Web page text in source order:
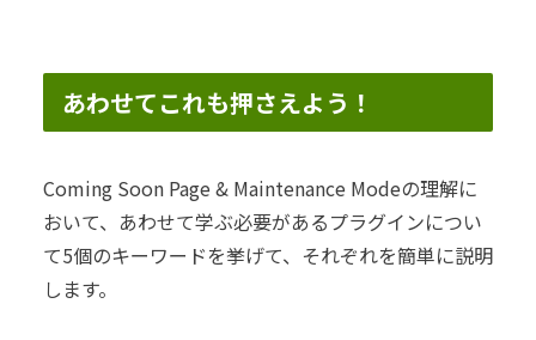
あわせてこれも押さえよう！
Coming Soon Page & Maintenance Modeの理解に
おいて、あわせて学ぶ必要があるプラグインについ
て5個のキーワードを挙げて、それぞれを簡単に説明
します。